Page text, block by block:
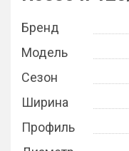
Бренд
Модель
Сезон
Ширина
Профиль